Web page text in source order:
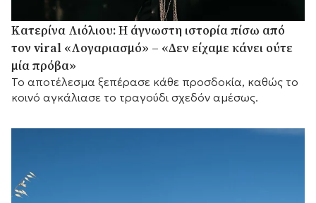
Κατερίνα Λιόλιου: Η άγνωστη ιστορία πίσω από
τον viral «Λογαριασμό» – «Δεν είχαμε κάνει ούτε
μία πρόβα»
Το αποτέλεσμα ξεπέρασε κάθε προσδοκία, καθώς το
κοινό αγκάλιασε το τραγούδι σχεδόν αμέσως.